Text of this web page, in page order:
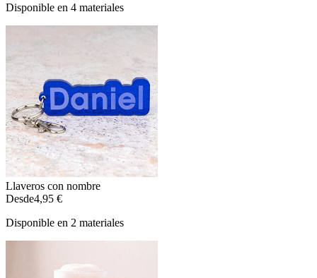
Disponible en 4 materiales
Llaveros con nombre
Desde4,95 €
Disponible en 2 materiales